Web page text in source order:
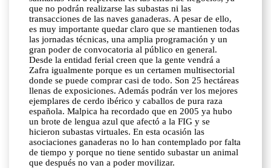
que no podrán realizarse las subastas ni las
transacciones de las naves ganaderas. A pesar de ello,
es muy importante quedar claro que se mantienen todas
las jornadas técnicas, una amplia programación y un
gran poder de convocatoria al público en general.
Desde la entidad ferial creen que la gente vendrá a
Zafra igualmente porque es un certamen multisectorial
donde se puede comprar casi de todo. Son 25 hectáreas
llenas de exposiciones. Además podrán ver los mejores
ejemplares de cerdo ibérico y caballos de pura raza
española. Malpica ha recordado que en 2005 ya hubo
un brote de lengua azul que afectó a la FIG y se
hicieron subastas virtuales. En esta ocasión las
asociaciones ganaderas no lo han contemplado por falta
de tiempo y porque no tiene sentido subastar un animal
que después no van a poder movilizar.